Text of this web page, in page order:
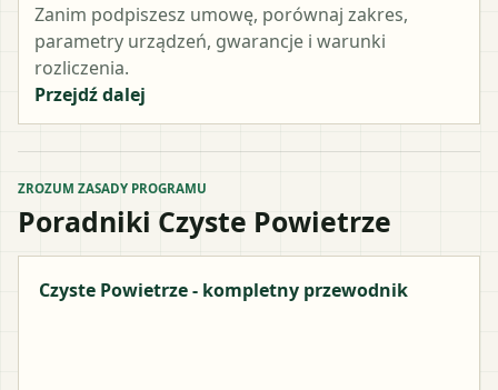
Zanim podpiszesz umowę, porównaj zakres,
parametry urządzeń, gwarancje i warunki
rozliczenia.
Przejdź dalej
ZROZUM ZASADY PROGRAMU
Poradniki Czyste Powietrze
Czyste Powietrze - kompletny przewodnik